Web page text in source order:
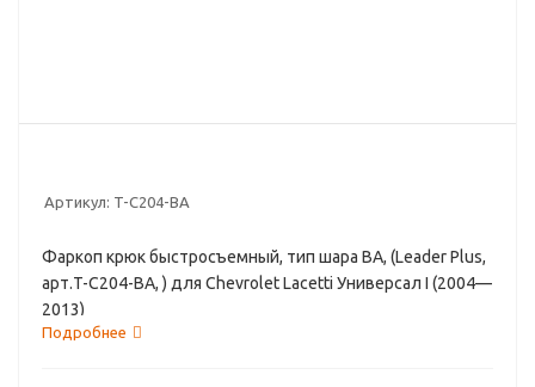
Артикул: T-C204-BA
Фаркоп крюк быстросъемный, тип шара BA, (Leader Plus,
арт.T-C204-BA, ) для Chevrolet Lacetti Универсал I (2004—
2013)
Подробнее